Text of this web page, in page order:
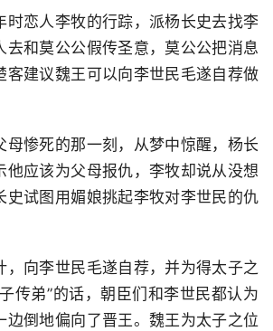
时恋人李牧的行踪，派杨长史去找李
去和莫公公假传圣意，莫公公把消息
客建议魏王可以向李世民毛遂自荐做
母惨死的那一刻，从梦中惊醒，杨长
他应该为父母报仇，李牧却说从没想
史试图用媚娘挑起李牧对李世民的仇
，向李世民毛遂自荐，并为得太子之
传弟”的话，朝臣们和李世民都认为
边倒地偏向了晋王。魏王为太子之位